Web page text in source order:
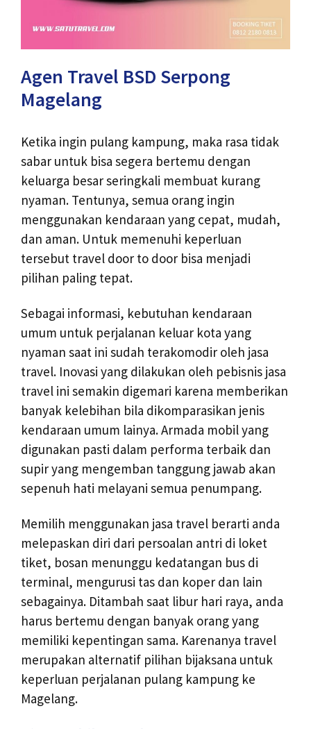
Agen Travel BSD Serpong
Magelang
Ketika ingin pulang kampung, maka rasa tidak
sabar untuk bisa segera bertemu dengan
keluarga besar seringkali membuat kurang
nyaman. Tentunya, semua orang ingin
menggunakan kendaraan yang cepat, mudah,
dan aman. Untuk memenuhi keperluan
tersebut travel door to door bisa menjadi
pilihan paling tepat.
Sebagai informasi, kebutuhan kendaraan
umum untuk perjalanan keluar kota yang
nyaman saat ini sudah terakomodir oleh jasa
travel. Inovasi yang dilakukan oleh pebisnis jasa
travel ini semakin digemari karena memberikan
banyak kelebihan bila dikomparasikan jenis
kendaraan umum lainya. Armada mobil yang
digunakan pasti dalam performa terbaik dan
supir yang mengemban tanggung jawab akan
sepenuh hati melayani semua penumpang.
Memilih menggunakan jasa travel berarti anda
melepaskan diri dari persoalan antri di loket
tiket, bosan menunggu kedatangan bus di
terminal, mengurusi tas dan koper dan lain
sebagainya. Ditambah saat libur hari raya, anda
harus bertemu dengan banyak orang yang
memiliki kepentingan sama. Karenanya travel
merupakan alternatif pilihan bijaksana untuk
keperluan perjalanan pulang kampung ke
Magelang.